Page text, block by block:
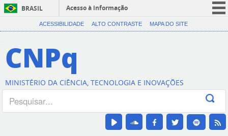
BRASIL
Acesso à informação
CORONAVÍRUS (COVID-19)
Canais
ACESSIBILIDADE ALTO CONTRASTE MAPA DO SITE
CNPq
MINISTÉRIO DA CIÊNCIA, TECNOLOGIA E INOVAÇÕES